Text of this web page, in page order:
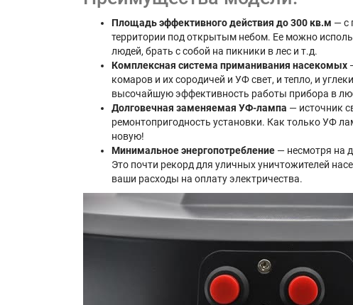
Площадь эффективного действия до 300 кв.м — с
территории под открытым небом. Ее можно
людей, брать с собой на пикники в лес и т.д.
Комплексная система приманивания насекомых
комаров и их сородичей и УФ свет, и тепло, и
высочайшую эффективность работы прибора в
Долговечная заменяемая УФ-лампа — источник
ремонтопригодность установки. Как только УФ
новую!
Минимальное энергопотребление — несмотря на
Это почти рекорд для уличных уничтожителей
ваши расходы на оплату электричества.